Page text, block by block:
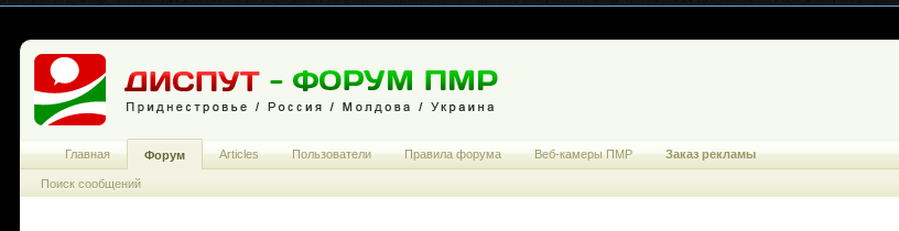
Главная Форум
Поиск сообщений
Articles Пользователи Правила форума Веб-камеры ПМР Заказ рекламы